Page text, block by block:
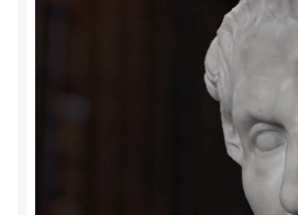
Magische helende verhalen ©Mieke
Mindfulness en Hartcoherentie